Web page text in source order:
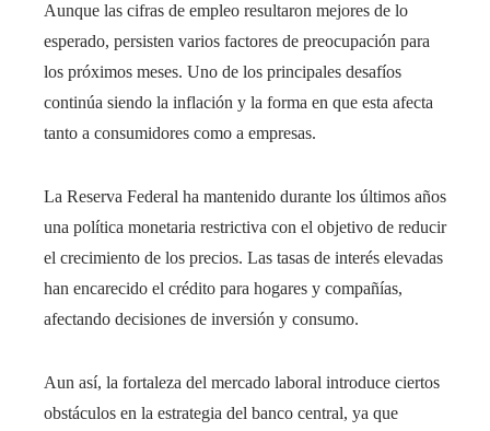
Aunque las cifras de empleo resultaron mejores de lo
esperado, persisten varios factores de preocupación para
los próximos meses. Uno de los principales desafíos
continúa siendo la inflación y la forma en que esta afecta
tanto a consumidores como a empresas.
La Reserva Federal ha mantenido durante los últimos años
una política monetaria restrictiva con el objetivo de reducir
el crecimiento de los precios. Las tasas de interés elevadas
han encarecido el crédito para hogares y compañías,
afectando decisiones de inversión y consumo.
Aun así, la fortaleza del mercado laboral introduce ciertos
obstáculos en la estrategia del banco central, ya que